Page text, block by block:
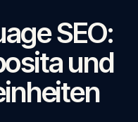
SEO:
und